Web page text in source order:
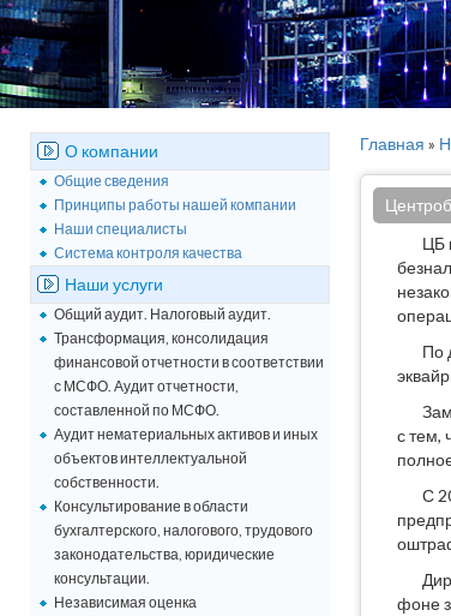
О компании
Общие сведения
Принципы работы нашей компании
Наши специалисты
Система контроля качества
Наши услуги
Общий аудит. Налоговый аудит.
Трансформация, консолидация
финансовой отчетности в соответствии
с МСФО. Аудит отчетности,
составленной по МСФО.
Аудит нематериальных активов и иных
объектов интеллектуальной
собственности.
Консультирование в области
бухгалтерского, налогового, трудового
законодательства, юридические
консультации.
Независимая оценка
Главная »
ЦБ
По
с тем,
С
фоне